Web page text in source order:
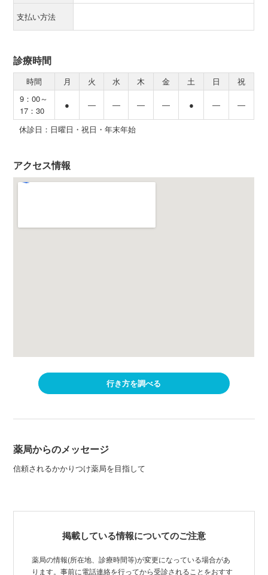
支払い方法
診療時間
時間 月 火 水 木 金 土 日
祝
9：00～
17：30
● ― ― ― ― ● ― ―
休診日：日曜日・祝日・年末年始
アクセス情報
行き方を調べる
薬局からのメッセージ
信頼されるかかりつけ薬局を目指して
掲載している情報についてのご注意
薬局の情報(所在地、診療時間等)が変更になっている場合があ
ります。事前に電話連絡を行ってから受診されることをおすす